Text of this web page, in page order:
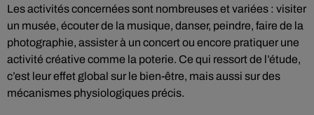
Les activités concernées sont nombreuses et variées : visiter
un musée, écouter de la musique, danser, peindre, faire de la
photographie, assister à un concert ou encore pratiquer une
activité créative comme la poterie. Ce qui ressort de l’étude,
c’est leur effet global sur le bien-être, mais aussi sur des
mécanismes physiologiques précis.